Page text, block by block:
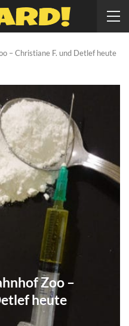
– Christiane F. und Detlef heute
Zoo –
heute